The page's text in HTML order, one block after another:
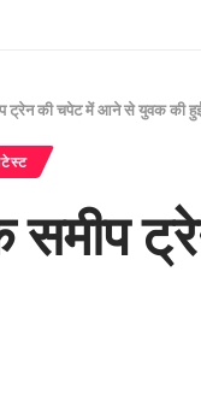
ट्रेन की चपेट में आने से युवक की
के समीप